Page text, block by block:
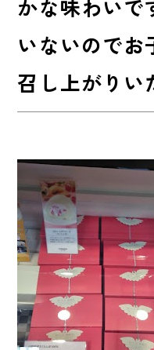
かな味わいで
いないのでお
召し上がりい